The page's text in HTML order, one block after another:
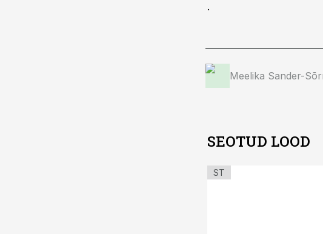
.
Meelika Sander-
SEOTUD LOOD
ST